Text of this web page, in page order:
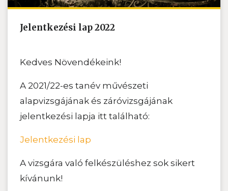
Jelentkezési lap 2022
Kedves Növendékeink!
A 2021/22-es tanév művészeti
alapvizsgájának és záróvizsgájának
jelentkezési lapja itt található:
Jelentkezési lap
A vizsgára való felkészüléshez sok sikert
kívánunk!